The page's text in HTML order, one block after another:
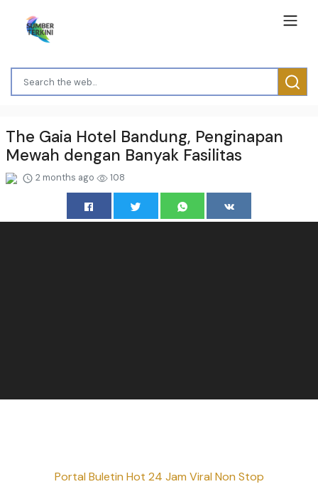
The Gaia Hotel Bandung, Penginapan
Mewah dengan Banyak Fasilitas
2 months ago 108
Portal Buletin Hot 24 Jam Viral Non Stop